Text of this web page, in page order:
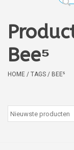
Verzorging
Boekjes
kaartjes
Bee⁵
HOME / TAGS / BEE⁵